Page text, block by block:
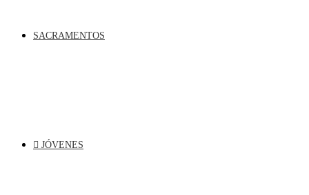
SACRAMENTOS
JÓVENES